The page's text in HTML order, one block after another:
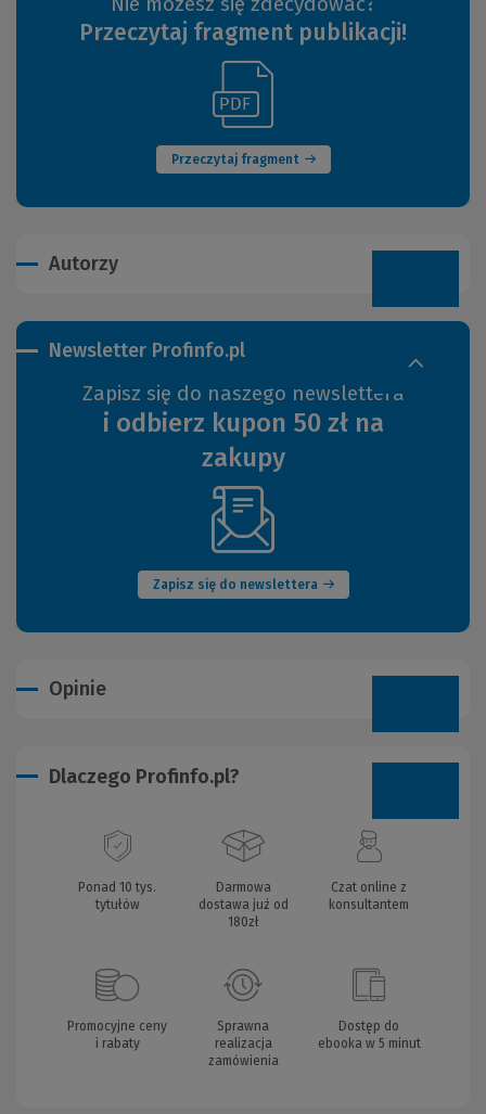
Przeczytaj fragment publikacji!
Przeczytaj fragment
(Nowe
okno)
innej
strony)
Autorzy
Newsletter Profinfo.pl
Zapisz się do naszego newslettera
i odbierz kupon 50 zł na
zakupy
Zapisz się do newslettera
(Nowe
okno)
Opinie
Dlaczego Profinfo.pl?
Ponad 10 tys.
tytułów
Darmowa
dostawa już od
180zł
Czat online z
konsultantem
Promocyjne ceny
i rabaty
Sprawna
realizacja
zamówienia
Dostęp do
ebooka w 5 minut